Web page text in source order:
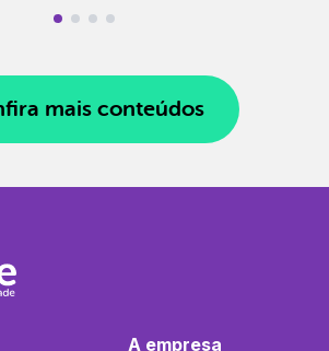
mais conteúdos
A empresa